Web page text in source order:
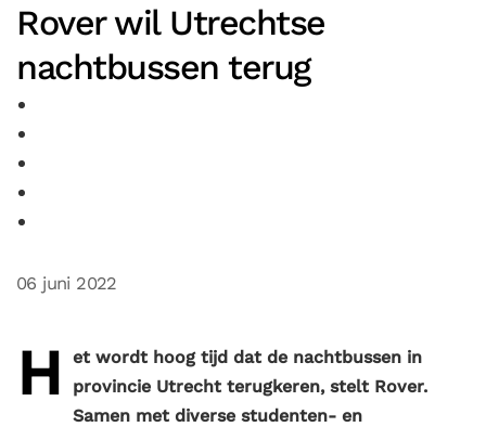
Rover wil Utrechtse
nachtbussen terug
06 juni 2022
H
et wordt hoog tijd dat de nachtbussen in
provincie Utrecht terugkeren, stelt Rover.
Samen met diverse studenten- en